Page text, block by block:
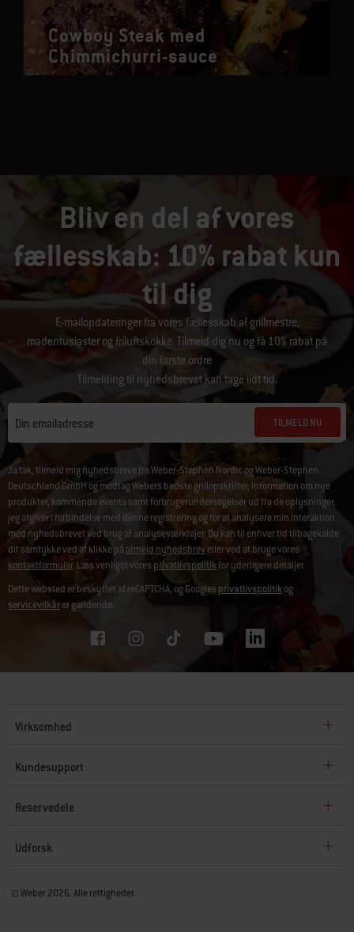
Cowboy Steak med
Chimmichurri-sauce
Bliv en del af vores
fællesskab: 10% rabat kun
til dig
E-mailopdateringer fra vores fællesskab af grillmestre,
madentusiaster og friluftskokke. Tilmeld dig nu og få 10% rabat på
din første ordre
Tilmelding til nyhedsbrevet kan tage lidt tid.
Din emailadresse TILMELD NU
Ja tak, tilmeld mig nyhedsbreve fra Weber-Stephen Nordic og Weber-Stephen
Deutschland GmbH og modtag Webers bedste grillopskrifter, information om nye
produkter, kommende events samt forbrugerundersøgelser ud fra de oplysninger,
jeg afgiver i forbindelse med denne registrering og for at analysere min interaktion
med nyhedsbrevet ved brug af analyseværktøjer. Du kan til enhver tid tilbagekalde
dit samtykke ved at klikke på afmeld nyhedsbreveller ved at bruge vores
kontaktformular. Læs venligst voresprivatlivspolitikfor yderligere detaljer.
Dette websted er beskyttet af reCAPTCHA, og Googlesprivatlivspolitikog
servicevilkårer gældende.
Virksomhed
Kundesupport
Reservedele
Udforsk
© Weber 2026. Alle rettigheder.